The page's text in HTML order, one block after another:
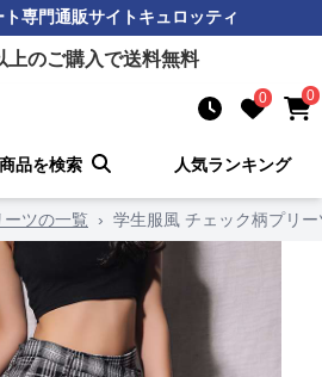
専門通販サイトキュロッティ
上のご購入で送料無料
0 0
商品を検索 人気ランキング
ーツの一覧 › 学生服風 チェック柄プリ